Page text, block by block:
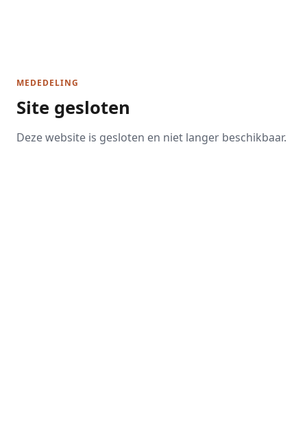
MEDEDELING
Site gesloten
Deze website is gesloten en niet langer beschikbaar.